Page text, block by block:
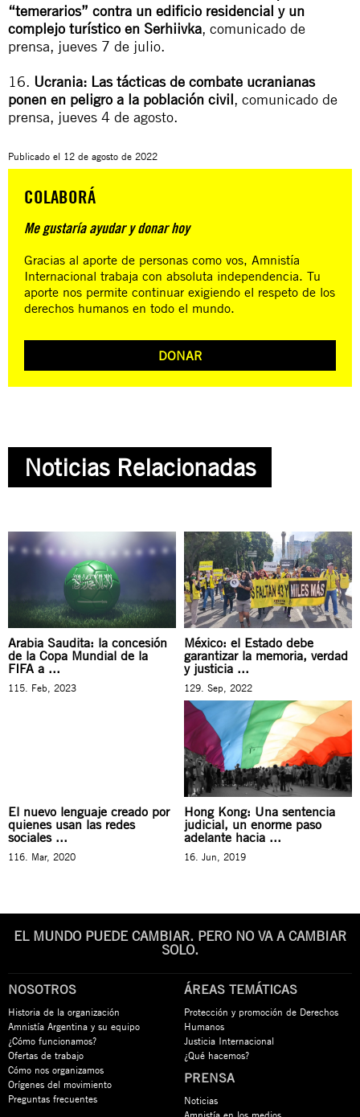
“temerarios” contra un edificio residencial y un
complejo turístico en Serhiivka, comunicado de
prensa, jueves 7 de julio.
16. Ucrania: Las tácticas de combate ucranianas
ponen en peligro a la población civil, comunicado de
prensa, jueves 4 de agosto.
Publicado el 12 de agosto de 2022
COLABORÁ
Me gustaría ayudar y donar hoy
Gracias al aporte de personas como vos, Amnistía
Internacional trabaja con absoluta independencia. Tu
aporte nos permite continuar exigiendo el respeto de los
derechos humanos en todo el mundo.
DONAR
Noticias Relacionadas
Arabia Saudita: la concesión
de la Copa Mundial de la
FIFA a ...
115. Feb, 2023
México: el Estado debe
garantizar la memoria, verdad
y justicia ...
129. Sep, 2022
El nuevo lenguaje creado por
quienes usan las redes
sociales ...
116. Mar, 2020
Hong Kong: Una sentencia
judicial, un enorme paso
adelante hacia ...
16. Jun, 2019
EL MUNDO PUEDE CAMBIAR. PERO NO VA A CAMBIAR
SOLO.
NOSOTROS
Historia de la organización
Amnistía Argentina y su equipo
¿Cómo funcionamos?
Ofertas de trabajo
Cómo nos organizamos
Orígenes del movimiento
Preguntas frecuentes
ÁREAS TEMÁTICAS
Protección y promoción de Derechos
Humanos
Justicia Internacional
¿Qué hacemos?
PRENSA
Noticias